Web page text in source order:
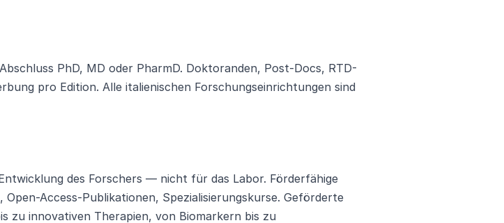
PhD, MD oder PharmD. Doktoranden, Post-Docs, RTD-
pro Edition. Alle italienischen Forschungseinrichtungen sind
des Forschers — nicht für das Labor. Förderfähige
Open-Access-Publikationen, Spezialisierungskurse. Geförderte
zu innovativen Therapien, von Biomarkern bis zu